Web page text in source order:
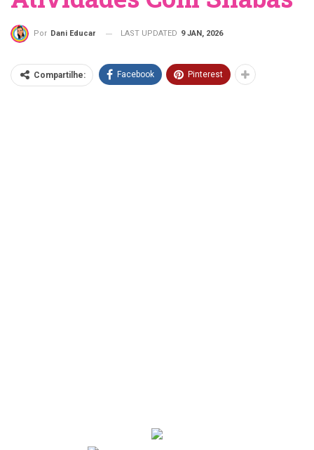
Por Dani Educar LAST UPDATED 9 JAN, 2026
Compartilhe: Facebook Pinterest